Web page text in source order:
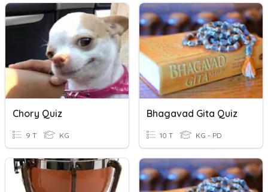
Chory Quiz
9 T KG
Bhagavad Gita Quiz
10 T KG - PD